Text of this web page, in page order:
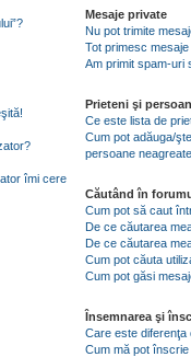
îmi cere
Mesaje private
Nu pot trimite
Tot primesc
Am primit spam-uri
Prieteni şi
Ce este lista de
Cum pot adăuga/
persoane
Căutând în
Cum pot să caut
De ce căutarea
De ce căutarea
Cum pot căuta
Cum pot găsi
Însemnarea şi
Care este
Cum mă pot